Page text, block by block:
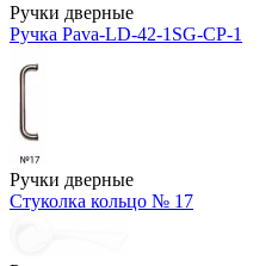
Ручки дверные
Ручка Pava-LD-42-1SG-CP-1
Ручки дверные
Стуколка кольцо № 17